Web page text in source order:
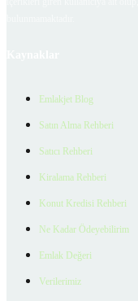
Emlakjet Blog
Satın Alma Rehberi
Satıcı Rehberi
Kiralama Rehberi
Konut Kredisi Rehberi
Ne Kadar Ödeyebilirim
Emlak Değeri
Verilerimiz